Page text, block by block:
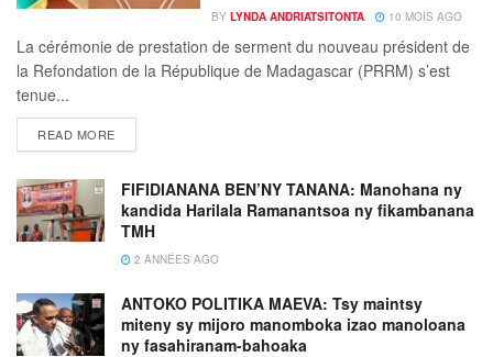
BY LYNDA ANDRIATSITONTA 10 MOIS AGO
La cérémonie de prestation de serment du nouveau président de
la Refondation de la République de Madagascar (PRRM) s’est
tenue...
READ MORE
FIFIDIANANA BEN’NY TANANA: Manohana ny
kandida Harilala Ramanantsoa ny fikambanana
TMH
2 ANNÉES AGO
ANTOKO POLITIKA MAEVA: Tsy maintsy
miteny sy mijoro manomboka izao manoloana
ny fasahiranam-bahoaka